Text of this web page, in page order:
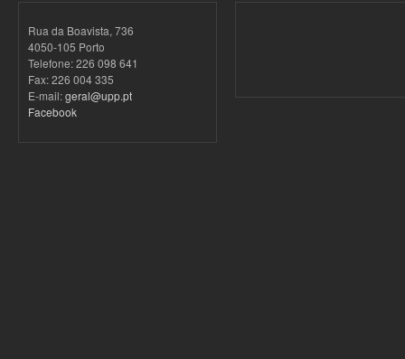
Rua da Boavista, 736
4050-105 Porto
Telefone: 226 098 641
Fax: 226 004 335
E-mail:geral@upp.pt
Facebook